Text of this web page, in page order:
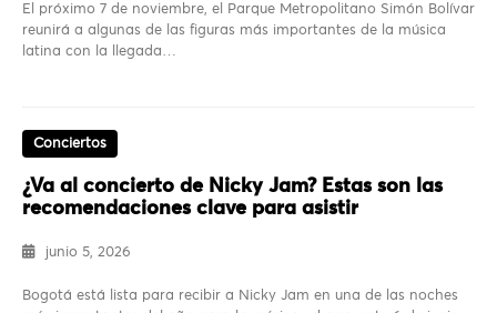
El próximo 7 de noviembre, el Parque Metropolitano Simón Bolívar
reunirá a algunas de las figuras más importantes de la música
latina con la llegada…
Conciertos
¿Va al concierto de Nicky Jam? Estas son las
recomendaciones clave para asistir
junio 5, 2026
Bogotá está lista para recibir a Nicky Jam en una de las noches